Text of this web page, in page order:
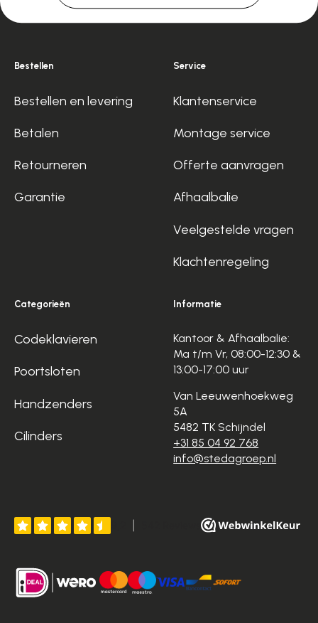
Bestellen
Bestellen en levering
Betalen
Retourneren
Garantie
Service
Klantenservice
Montage service
Offerte aanvragen
Afhaalbalie
Veelgestelde vragen
Klachtenregeling
Categorieën
Codeklavieren
Poortsloten
Handzenders
Cilinders
Informatie
Kantoor & Afhaalbalie:
Ma t/m Vr, 08:00-12:30 &
13:00-17:00 uur
Van Leeuwenhoekweg
5A
5482 TK Schijndel
+31 85 04 92 768
info@stedagroep.nl